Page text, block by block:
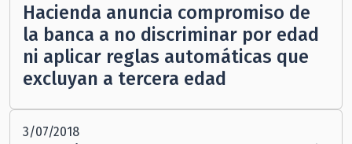
Hacienda anuncia compromiso de
la banca a no discriminar por edad
ni aplicar reglas automáticas que
excluyan a tercera edad
3/07/2018